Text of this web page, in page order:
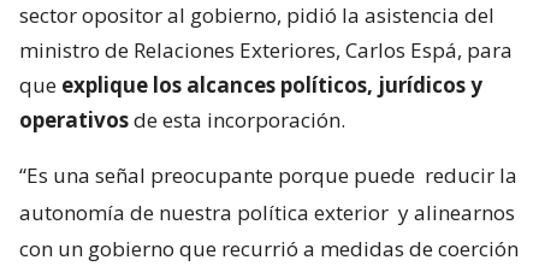
sector opositor al gobierno, pidió la asistencia del
ministro de Relaciones Exteriores, Carlos Espá, para
que explique los alcances políticos, jurídicos y
operativosde esta incorporación.
“Es una señal preocupante porque puede reducir la
autonomía de nuestra política exterior y alinearnos
con un gobierno que recurrió a medidas de coerción